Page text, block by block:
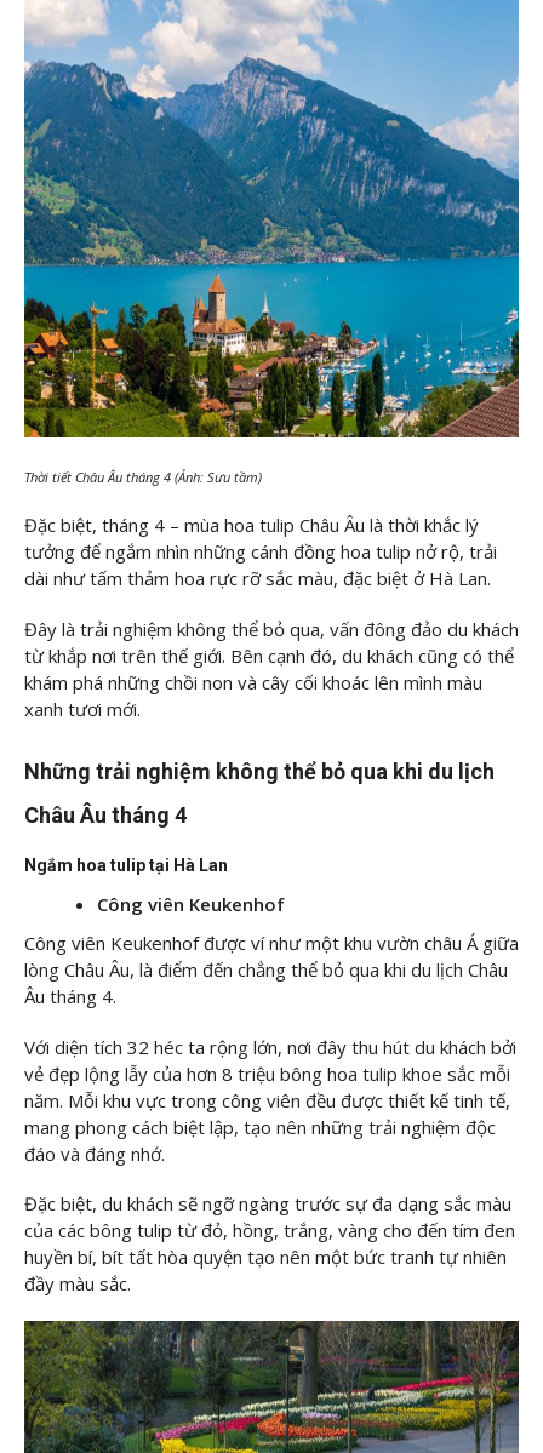
Thời tiết Châu Âu tháng 4 (Ảnh: Sưu tầm)
Đặc biệt, tháng 4 – mùa hoa tulip Châu Âu là thời khắc lý
tưởng để ngắm nhìn những cánh đồng hoa tulip nở rộ, trải
dài như tấm thảm hoa rực rỡ sắc màu, đặc biệt ở Hà Lan.
Đây là trải nghiệm không thể bỏ qua, vấn đông đảo du khách
từ khắp nơi trên thế giới. Bên cạnh đó, du khách cũng có thể
khám phá những chồi non và cây cối khoác lên mình màu
xanh tươi mới.
Những trải nghiệm không thể bỏ qua khi du lịch
Châu Âu tháng 4
Ngắm hoa tulip tại Hà Lan
Công viên Keukenhof
Công viên Keukenhof được ví như một khu vườn châu Á giữa
lòng Châu Âu, là điểm đến chẳng thể bỏ qua khi du lịch Châu
Âu tháng 4.
Với diện tích 32 héc ta rộng lớn, nơi đây thu hút du khách bởi
vẻ đẹp lộng lẫy của hơn 8 triệu bông hoa tulip khoe sắc mỗi
năm. Mỗi khu vực trong công viên đều được thiết kế tinh tế,
mang phong cách biệt lập, tạo nên những trải nghiệm độc
đáo và đáng nhớ.
Đặc biệt, du khách sẽ ngỡ ngàng trước sự đa dạng sắc màu
của các bông tulip từ đỏ, hồng, trắng, vàng cho đến tím đen
huyền bí, bít tất hòa quyện tạo nên một bức tranh tự nhiên
đầy màu sắc.